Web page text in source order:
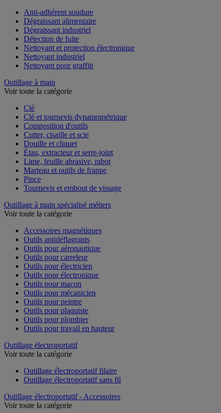
Anti-adhérent soudure
Dégraissant alimentaire
Dégraissant industriel
Détection de fuite
Nettoyant et protection électronique
Nettoyant industriel
Nettoyant pour graffiti
Outillage à main
Voir toute la catégorie
Clé
Clé et tournevis dynamométrique
Composition d'outils
Cutter, cisaille et scie
Douille et cliquet
Étau, extracteur et serre-joint
Lime, feuille abrasive, rabot
Marteau et outils de frappe
Pince
Tournevis et embout de vissage
Outillage à main spécialisé métiers
Voir toute la catégorie
Accessoires magnétiques
Outils antidéflagrants
Outils pour aéronautique
Outils pour carreleur
Outils pour électricien
Outils pour électronique
Outils pour maçon
Outils pour mécanicien
Outils pour peintre
Outils pour plaquiste
Outils pour plombier
Outils pour travail en hauteur
Outillage électroportatif
Voir toute la catégorie
Outillage électroportatif filaire
Outillage électroportatif sans fil
Outillage électroportatif - Accessoires
Voir toute la catégorie